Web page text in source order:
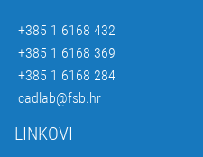
+385 1 6168 432
+385 1 6168 369
+385 1 6168 284
cadlab@fsb.hr
LINKOVI